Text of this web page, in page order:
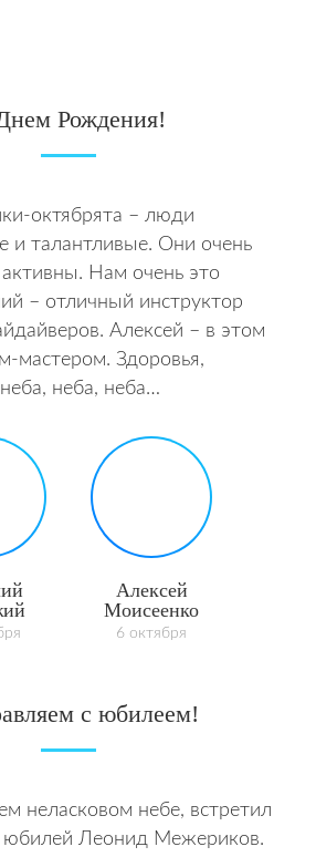
Рождения!
октябрята – люди
и талантливые. Они очень
Нам очень это
– отличный инструктор
Алексей – в этом
мастером. Здоровья,
неба, неба…
Алексей
Моисеенко
6 октября
с юбилеем!
неласковом небе, встретил
юбилей Леонид Межериков.